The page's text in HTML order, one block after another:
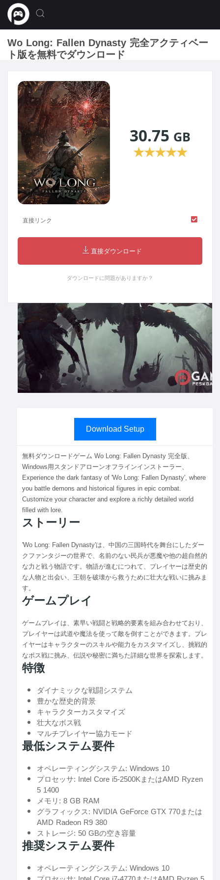
Wo Long: Fallen Dynasty 完全アクティベー
ト版を無料でダウンロード
Download Setup
無料ダウンロードゲーム Wo Long: Fallen Dynasty 完全版、
Windows用スタンドアローンオフラインインストーラー、
Experience the dark fantasy of 'Wo Long: Fallen Dynasty', where
you battle demons and historical figures in epic combat.
Customize your character and explore a richly detailed world
filled with lore.
ストーリー
'Wo Long: Fallen Dynasty'は、中国の三国時代を舞台にしたダー
クファンタジーの世界で、名前のない民兵が悪魔や他の超自然的
な力と戦う物語です。物語が進むにつれて、プレイヤーは歴史的
な人物と出会い、王朝を破壊から救うために壮大な戦いに挑みま
す。
ゲームプレイ
ゲームプレイは、素早い戦闘と戦略的要素を組み合わせており、
プレイヤーは武道や魔法を使って敵を倒すことができます。プレ
イヤーはキャラクターのスキルや能力をカスタマイズし、挑戦的
なボス戦に挑み、伝説や秘密に満ちた詳細な世界を探索します。
特徴
ダイナミックな戦闘システム
豊かな歴史的背景
キャラクターカスタマイズ
壮大なボス戦
マルチプレイヤー協力モード
最低システム要件
オペレーティングシステム: Windows 10
プロセッサ: Intel Core i5-2500KまたはAMD Ryzen
5 1400
メモリ: 8 GB RAM
グラフィックス: NVIDIA GeForce GTX 770または
AMD Radeon R9 380
ストレージ: 50 GBの空き容量
推奨システム要件
オペレーティングシステム: Windows 10
30.75 GB
★★★★★
直接リンク
直接ダウンロード
ダウンロードに問題がありますか？